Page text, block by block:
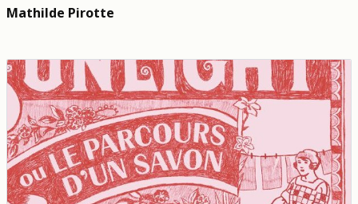
Mathilde Pirotte